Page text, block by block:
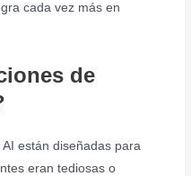
cada vez más en
de
AI están diseñadas para
eran tediosas o